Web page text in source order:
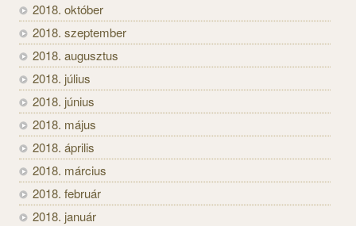
2018. október
2018. szeptember
2018. augusztus
2018. július
2018. június
2018. május
2018. április
2018. március
2018. február
2018. január